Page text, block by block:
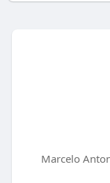
Marcelo